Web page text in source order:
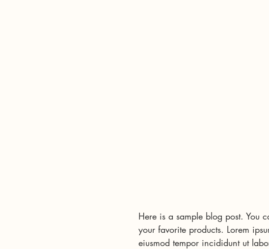
Here is a sample blog post. You
your favorite products. Lorem
eiusmod tempor incididunt ut